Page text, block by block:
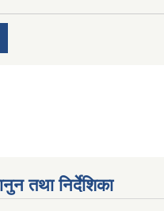
तथा निर्देशिका